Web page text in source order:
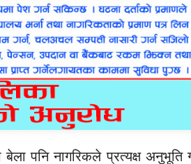
पनि नागरिकले प्रत्यक्ष अनुभूति